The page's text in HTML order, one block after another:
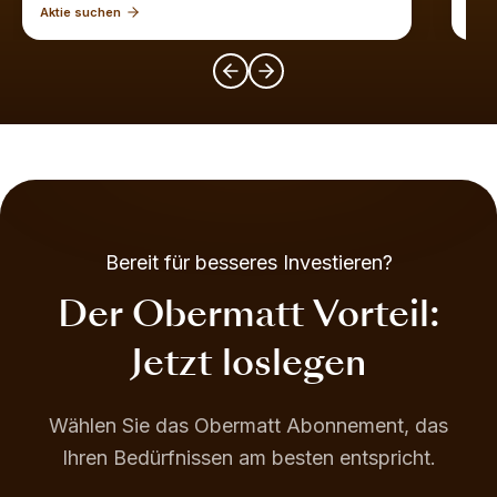
Aktie suchen
Bereit für besseres Investieren?
Der Obermatt Vorteil:
Jetzt loslegen
Wählen Sie das Obermatt Abonnement, das
Ihren Bedürfnissen am besten entspricht.